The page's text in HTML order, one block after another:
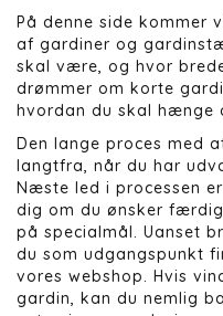
På denne side kommer
af gardiner og
skal være, og hvor
drømmer om korte
hvordan du skal hænge
Den lange proces med
langtfra, når du har
Næste led i processen
dig om du ønsker
på specialmål. Uanset
du som udgangspunkt
vores webshop. Hvis
gardin, kan du nemlig